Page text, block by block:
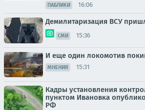
ПАБЛИКИ 16:06
Демилитаризация ВСУ
СМИ 15:36
И еще один локомотив
МНЕНИЯ 15:31
Кадры установления
пунктом Ивановка
РФ